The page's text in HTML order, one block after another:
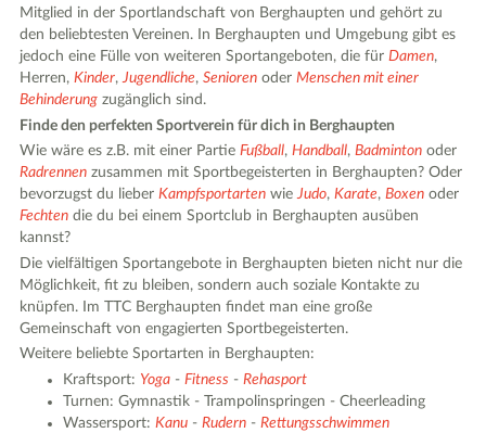
Mitglied in der Sportlandschaft von Berghaupten und gehört zu
den beliebtesten Vereinen. In Berghaupten und Umgebung gibt es
jedoch eine Fülle von weiteren Sportangeboten, die fürDamen,
Herren,Kinder,Jugendliche,Senioren oderMenschen mit einer
Behinderung zugänglich sind.
Finde den perfekten Sportverein für dich in Berghaupten
Wie wäre es z.B. mit einer PartieFußball,Handball,Badminton oder
Radrennen zusammen mit Sportbegeisterten in Berghaupten? Oder
bevorzugst du lieberKampfsportarten wieJudo,Karate,Boxen oder
Fechten die du bei einem Sportclub in Berghaupten ausüben
kannst?
Die vielfältigen Sportangebote in Berghaupten bieten nicht nur die
Möglichkeit, fit zu bleiben, sondern auch soziale Kontakte zu
knüpfen. Im TTC Berghaupten findet man eine große
Gemeinschaft von engagierten Sportbegeisterten.
Weitere beliebte Sportarten in Berghaupten:
Kraftsport: Yoga -Fitness -Rehasport
Turnen: Gymnastik - Trampolinspringen - Cheerleading
Wassersport:Kanu -Rudern -Rettungsschwimmen